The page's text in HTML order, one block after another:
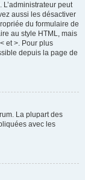
peut
aussi les désactiver
du formulaire de
au style HTML, mais
et >. Pour plus
depuis la page de
La plupart des
avec les